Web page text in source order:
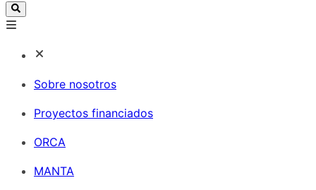
Sobre nosotros
Proyectos financiados
ORCA
MANTA